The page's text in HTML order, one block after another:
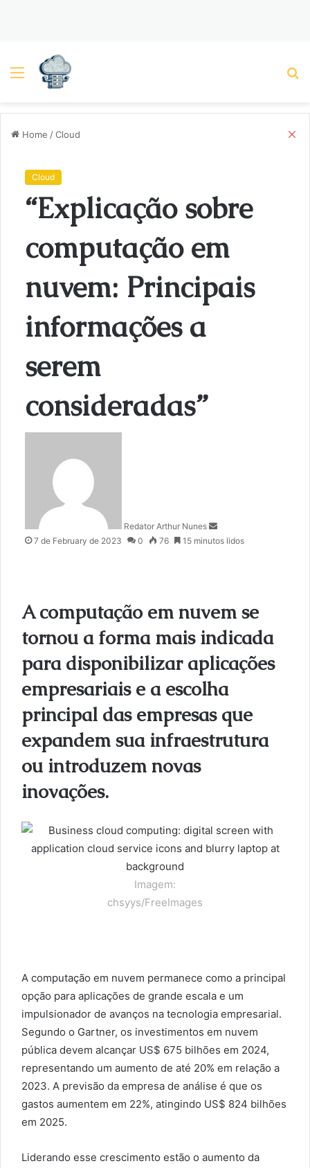
Menu
Home /Cloud
Cloud
“Explicação sobre
computação em
nuvem: Principais
informações a
serem
consideradas”
Redator Arthur Nunes
m
7 de February de 2023 0 76 15 minutos lidos
A computação em nuvem se
tornou a forma mais indicada
para disponibilizar aplicações
empresariais e a escolha
principal das empresas que
expandem sua infraestrutura
ou introduzem novas
inovações.
Imagem:
chsyys/FreeImages
A computação em nuvem permanece como a principal
opção para aplicações de grande escala e um
impulsionador de avanços na tecnologia empresarial.
Segundo o Gartner, os investimentos em nuvem
pública devem alcançar US$ 675 bilhões em 2024,
representando um aumento de até 20% em relação a
2023. A previsão da empresa de análise é que os
gastos aumentem em 22%, atingindo US$ 824 bilhões
em 2025.
Liderando esse crescimento estão o aumento da